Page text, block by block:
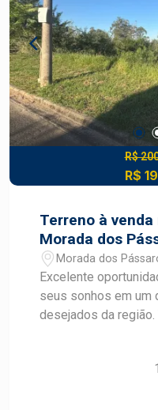
R$
R$
Terreno à
Morada dos
Morada dos
Excelente
seus sonhos em um
desejados da região. Terreno em declive, perfeito
valorizam a
privacidade e uma